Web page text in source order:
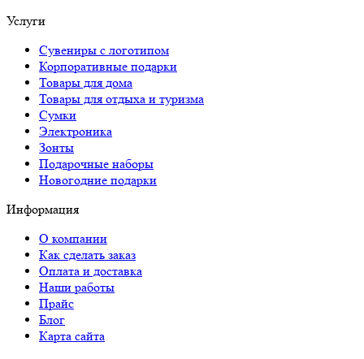
Услуги
Сувениры с логотипом
Корпоративные подарки
Товары для дома
Товары для отдыха и туризма
Сумки
Электроника
Зонты
Подарочные наборы
Новогодние подарки
Информация
О компании
Как сделать заказ
Оплата и доставка
Наши работы
Прайс
Блог
Карта сайта